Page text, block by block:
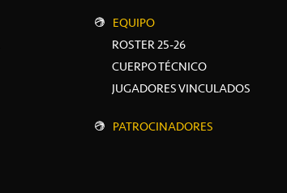
EQUIPO
ROSTER 25-26
CUERPO TÉCNICO
JUGADORES VINCULADOS
PATROCINADORES